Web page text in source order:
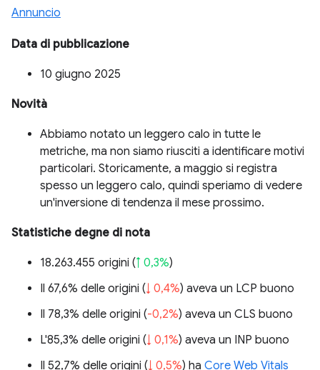
Annuncio
Data di pubblicazione
10 giugno 2025
Novità
Abbiamo notato un leggero calo in tutte le
metriche, ma non siamo riusciti a identificare motivi
particolari. Storicamente, a maggio si registra
spesso un leggero calo, quindi speriamo di vedere
un'inversione di tendenza il mese prossimo.
Statistiche degne di nota
18.263.455 origini (↑ 0,3%)
Il 67,6% delle origini (↓ 0,4%) aveva un LCP buono
Il 78,3% delle origini (-0,2%) aveva un CLS buono
L'85,3% delle origini (↓ 0,1%) aveva un INP buono
Il 52,7% delle origini (↓ 0,5%) ha Core Web Vitals